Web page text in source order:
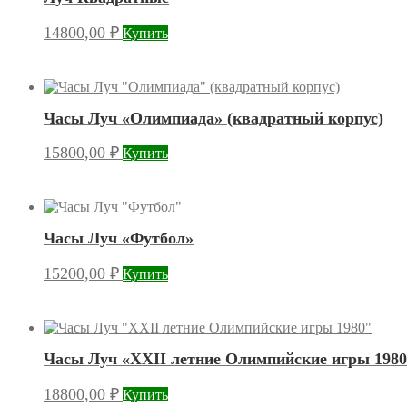
14800,00 ₽ Купить
Часы Луч «Олимпиада» (квадратный корпус)
15800,00 ₽ Купить
Часы Луч «Футбол»
15200,00 ₽ Купить
Часы Луч «XXII летние Олимпийские игры
18800,00 ₽ Купить